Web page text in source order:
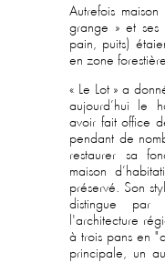
Autrefois
grange » et ses
pain, puits)
en zone
« Le Lot » a
aujourd’hui le
avoir fait office
pendant de
restaurer sa
maison
préservé. Son
distingue par
l'architecture
à trois pans en
principale, un